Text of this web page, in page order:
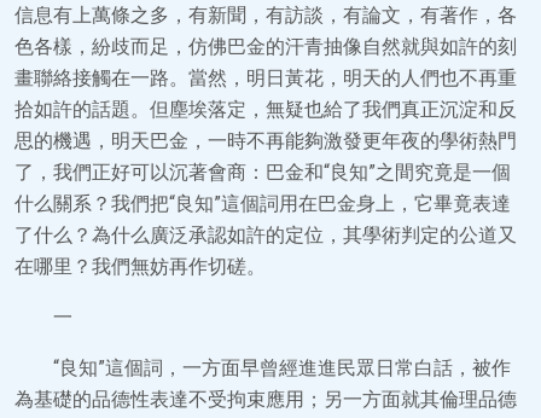
信息有上萬條之多，有新聞，有訪談，有論文，有著作，各
色各樣，紛歧而足，仿佛巴金的汗青抽像自然就與如許的刻
畫聯絡接觸在一路。當然，明日黃花，明天的人們也不再重
拾如許的話題。但塵埃落定，無疑也給了我們真正沉淀和反
思的機遇，明天巴金，一時不再能夠激發更年夜的學術熱門
了，我們正好可以沉著會商：巴金和“良知”之間究竟是一個
什么關系？我們把“良知”這個詞用在巴金身上，它畢竟表達
了什么？為什么廣泛承認如許的定位，其學術判定的公道又
在哪里？我們無妨再作切磋。
一
“良知”這個詞，一方面早曾經進進民眾日常白話，被作
為基礎的品德性表達不受拘束應用；另一方面就其倫理品德